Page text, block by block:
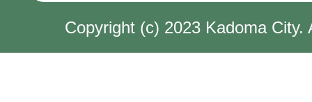
Copyright (c) 2023 Kadoma City.